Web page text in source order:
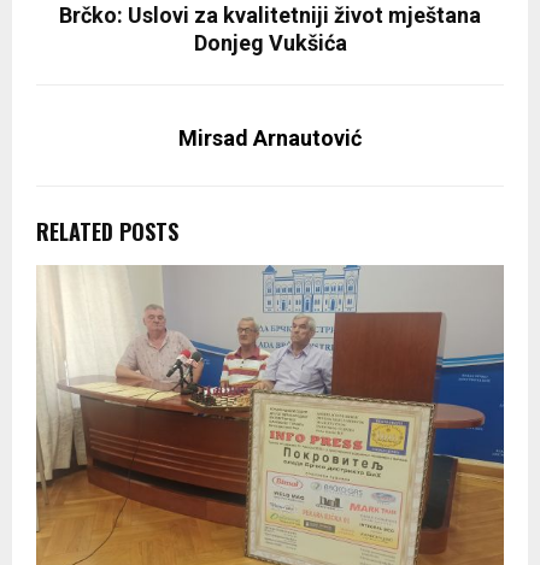
Brčko: Uslovi za kvalitetniji život mještana
Donjeg Vukšića
Mirsad Arnautović
RELATED POSTS